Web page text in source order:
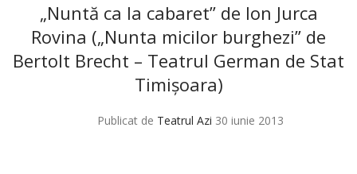
„Nuntă ca la cabaret” de Ion Jurca
Rovina („Nunta micilor burghezi” de
Bertolt Brecht – Teatrul German de Stat
Timişoara)
Publicat de Teatrul Azi 30 iunie 2013